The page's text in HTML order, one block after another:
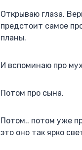
Открываю глаза.
предстоит самое
планы.
И вспоминаю про
Потом про сына.
Потом.. потом уже
это оно так ярко